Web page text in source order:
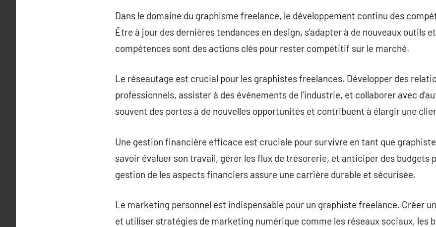
Dans le domaine du graphisme freelance, le développement continu des
Être à jour des dernières tendances en design, s’adapter à de nouveaux outils
compétences sont des actions clés pour rester compétitif sur le marché.
Le réseautage est crucial pour les graphistes freelances. Développer des
professionnels, assister à des événements de l’industrie, et collaborer avec
souvent des portes à de nouvelles opportunités et contribuent à élargir une
Une gestion financière efficace est cruciale pour survivre en tant que
savoir évaluer son travail, gérer les flux de trésorerie, et anticiper des budgets
gestion de les aspects financiers assure une carrière durable et sécurisée.
Le marketing personnel est indispensable pour un graphiste freelance. Créer
et utiliser stratégies de marketing numérique comme les réseaux sociaux, les